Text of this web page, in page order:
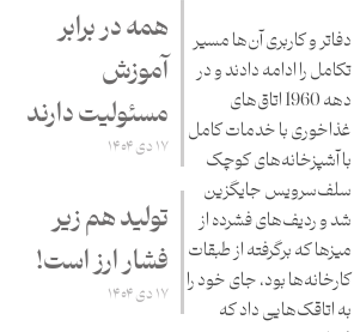
دفاتر و کاربری آن‌ها مسیر
تکامل را ادامه دادند و در
دهه 1960 اتاق‌های
غذاخوری با خدمات کامل
با آشپزخانه‌های کوچک
سلف‌سرویس جایگزین
شد و ردیف‌های فشرده از
میزها که برگرفته از طبقات
کارخانه‌ها بود، جای خود را
به اتاقک‌هایی داد که
همه در برابر
آموزش
مسئولیت دارند
۱۷ دی ۱۴۰۴
تولید هم زیر
فشار ارز است!
۱۷ دی ۱۴۰۴